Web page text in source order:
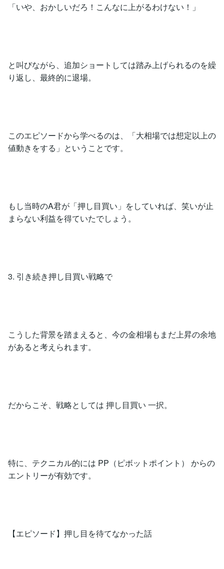
「いや、おかしいだろ！こんなに上がるわけない！」
と叫びながら、追加ショートしては踏み上げられるのを繰
り返し、最終的に退場。
このエピソードから学べるのは、「大相場では想定以上の
値動きをする」ということです。
もし当時のA君が「押し目買い」をしていれば、笑いが止
まらない利益を得ていたでしょう。
3. 引き続き押し目買い戦略で
こうした背景を踏まえると、今の金相場もまだ上昇の余地
があると考えられます。
だからこそ、戦略としては 押し目買い 一択。
特に、テクニカル的には PP（ピボットポイント） からの
エントリーが有効です。
【エピソード】押し目を待てなかった話